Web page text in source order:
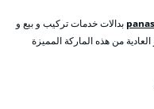
بدالات خدمات تركيب و بيع و
العادية من هذه الماركة المميزة